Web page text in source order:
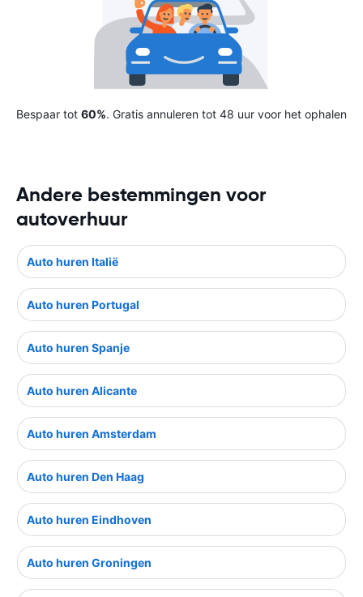
Bespaar tot 60%. Gratis annuleren tot 48 uur voor het ophalen
Andere bestemmingen voor
autoverhuur
Auto huren Italië
Auto huren Portugal
Auto huren Spanje
Auto huren Alicante
Auto huren Amsterdam
Auto huren Den Haag
Auto huren Eindhoven
Auto huren Groningen